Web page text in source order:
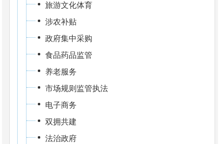
旅游文化体育
涉农补贴
政府集中采购
食品药品监管
养老服务
市场规则监管执法
电子商务
双拥共建
法治政府